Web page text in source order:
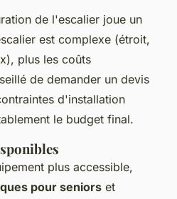
de l'escalier joue un
est complexe (étroit,
plus les coûts
de demander un devis
d'installation
le budget final.
plus accessible,
pour seniors et